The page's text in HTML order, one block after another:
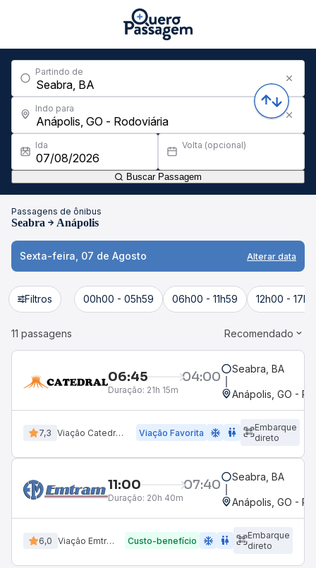
Partindo de
Indo para
Ida Volta (opcional)
Buscar Passagem
Passagens de ônibus
Seabra Anápolis
Sexta-feira, 07 de Agosto Alterar data
Filtros 00h00 - 05h59 06h00 - 11h59 12h00 -
11 passagens Recomendado
06:45 04:00
Duração: 21h 15m
Seabra, BA
Anápolis, GO -
7,3 Viação Catedral Turismo Viação Favorita ac_unit wc
Embarque
direto
11:00 07:40
Duração: 20h 40m
Seabra, BA
Anápolis, GO -
6,0 Viação Emtram Custo-benefício ac_unit wc
Embarque
direto